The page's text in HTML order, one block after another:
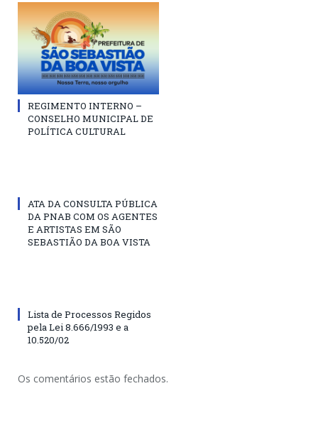
REGIMENTO INTERNO –
CONSELHO MUNICIPAL DE
POLÍTICA CULTURAL
ATA DA CONSULTA PÚBLICA
DA PNAB COM OS AGENTES
E ARTISTAS EM SÃO
SEBASTIÃO DA BOA VISTA
Lista de Processos Regidos
pela Lei 8.666/1993 e a
10.520/02
Os comentários estão fechados.